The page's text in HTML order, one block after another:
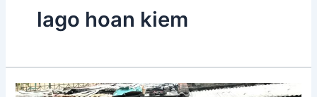
lago hoan kiem